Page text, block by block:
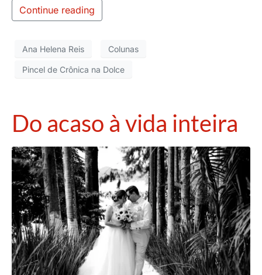
Continue reading
Ana Helena Reis Colunas
Pincel de Crônica na Dolce
Do acaso à vida inteira